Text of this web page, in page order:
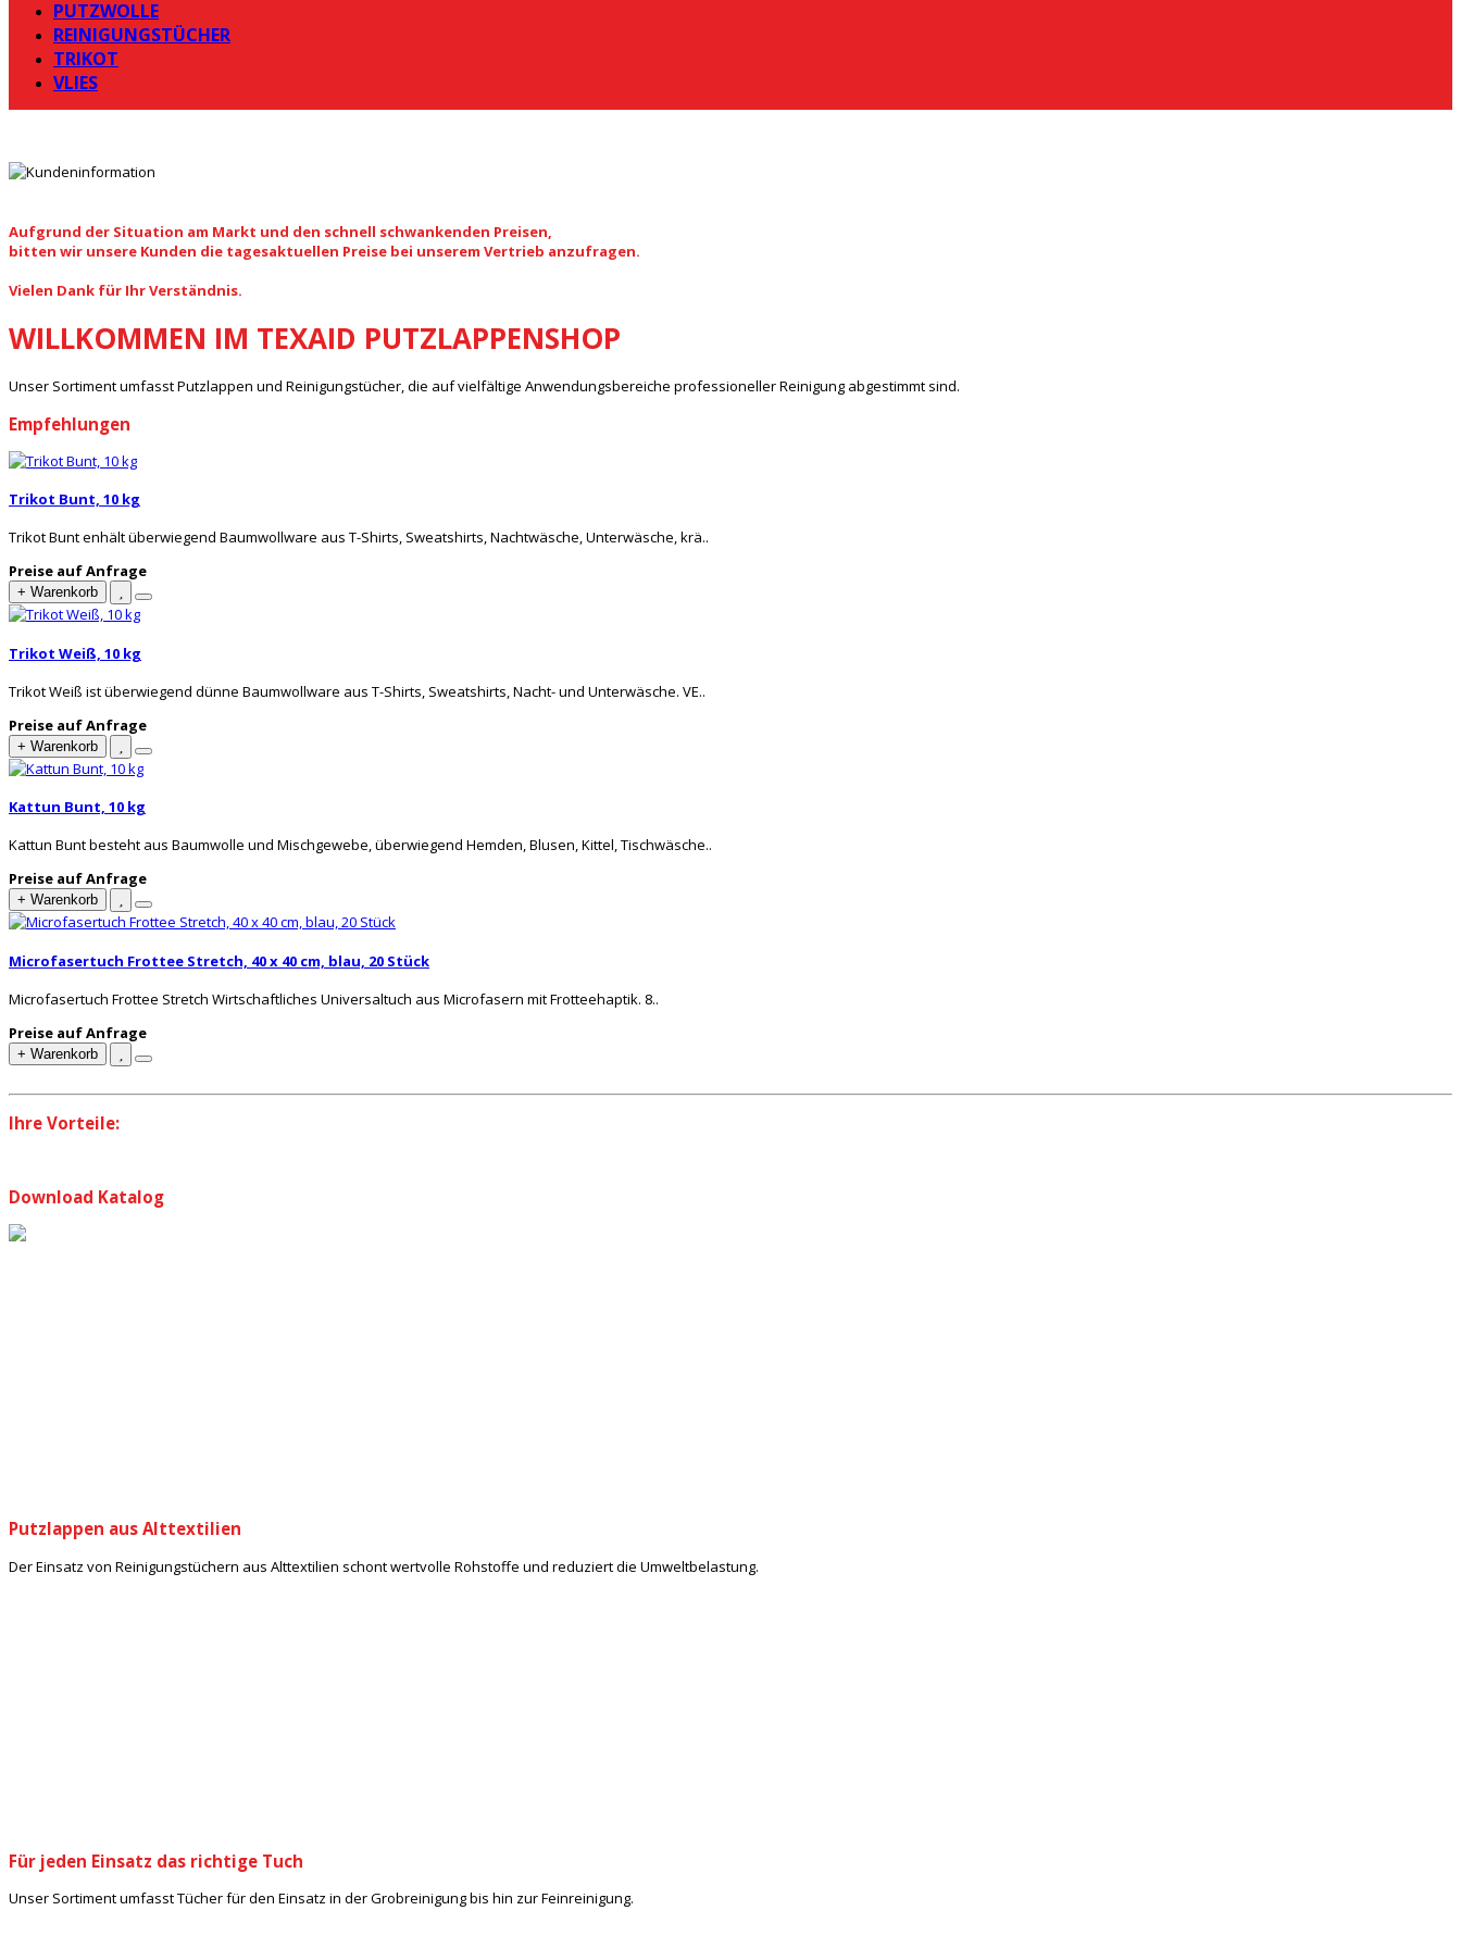
PUTZWOLLE
REINIGUNGSTÜCHER
TRIKOT
VLIES
Aufgrund der Situation am Markt und den schnell schwankenden Preisen,
bitten wir unsere Kunden die tagesaktuellen Preise bei unserem Vertrieb anzufragen.
Vielen Dank für Ihr Verständnis.
WILLKOMMEN IM TEXAID PUTZLAPPENSHOP
Unser Sortiment umfasst Putzlappen und Reinigungstücher, die auf vielfältige Anwendungsbereiche professioneller Reinigung abgestimmt sind.
Empfehlungen
Trikot Bunt, 10 kg
Trikot Bunt enhält überwiegend Baumwollware aus T-Shirts, Sweatshirts, Nachtwäsche, Unterwäsche, krä..
Preise auf Anfrage
+ Warenkorb
Trikot Weiß, 10 kg
Trikot Weiß ist überwiegend dünne Baumwollware aus T-Shirts, Sweatshirts, Nacht- und Unterwäsche. VE..
Preise auf Anfrage
+ Warenkorb
Kattun Bunt, 10 kg
Kattun Bunt besteht aus Baumwolle und Mischgewebe, überwiegend Hemden, Blusen, Kittel, Tischwäsche..
Preise auf Anfrage
+ Warenkorb
Microfasertuch Frottee Stretch, 40 x 40 cm, blau, 20 Stück
Microfasertuch Frottee Stretch Wirtschaftliches Universaltuch aus Microfasern mit Frotteehaptik. 8..
Preise auf Anfrage
+ Warenkorb
Ihre Vorteile:
Download Katalog
Putzlappen aus Alttextilien
Der Einsatz von Reinigungstüchern aus Alttextilien schont wertvolle Rohstoffe und reduziert die Umweltbelastung.
Für jeden Einsatz das richtige Tuch
Unser Sortiment umfasst Tücher für den Einsatz in der Grobreinigung bis hin zur Feinreinigung.